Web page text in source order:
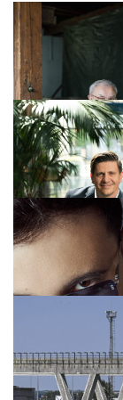
Családi
vállalkozások
TÁMOGATÓI
Forbes-sztori